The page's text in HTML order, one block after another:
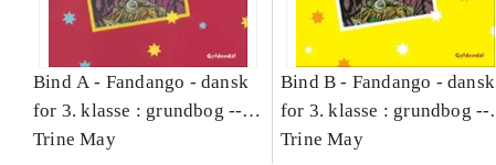
Bind A - Fandango - dansk
for 3. klasse : grundbog --
Arbejdsbog. Bind A
Trine May
Bind B - Fandango - dansk
for 3. klasse : grundbog --
Arbejdsbog. Bind B
Trine May